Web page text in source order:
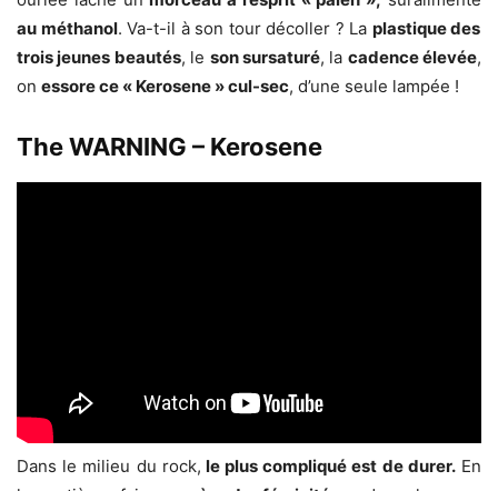
au méthanol. Va-t-il à son tour décoller ? La plastique des
trois jeunes beautés, le son sursaturé, la cadence élevée,
on essore ce « Kerosene » cul-sec, d’une seule lampée !
The WARNING – Kerosene
Dans le milieu du rock, le plus compliqué est de durer.En